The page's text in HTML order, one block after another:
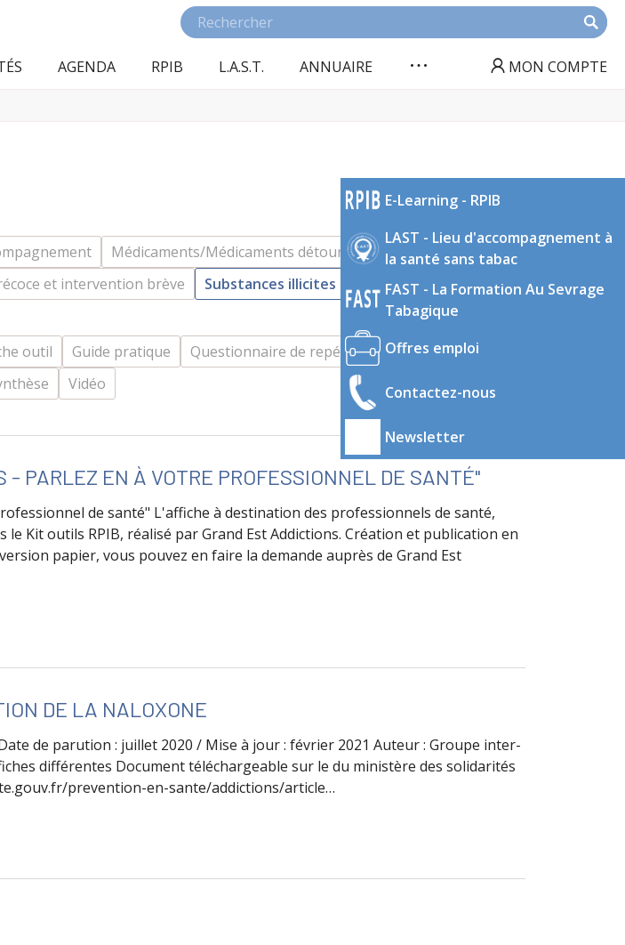
AGENDA RPIB L.A.S.T. ANNUAIRE MON COMPTE
E-Learning - RPIB
LAST - Lieu d'accompagnement à
la santé sans tabac
FAST - La Formation Au Sevrage
Tabagique
Offres emploi
Contactez-nous
Newsletter
Médicaments/Médicaments détournés
Milieux et publics
et intervention brève Substances illicites Tabac
outil Guide pratique Questionnaire de repérage
Rapport
Vidéo
PARLEZ EN À VOTRE PROFESSIONNEL DE SANTÉ"
de santé" L'affiche à destination des professionnels de santé,
Kit outils RPIB, réalisé par Grand Est Addictions. Création et publication en
papier, vous pouvez en faire la demande auprès de Grand Est
DE LA NALOXONE
de parution : juillet 2020 / Mise à jour : février 2021 Auteur : Groupe inter-
différentes Document téléchargeable sur le du ministère des solidarités
prevention-en-sante/addictions/article…